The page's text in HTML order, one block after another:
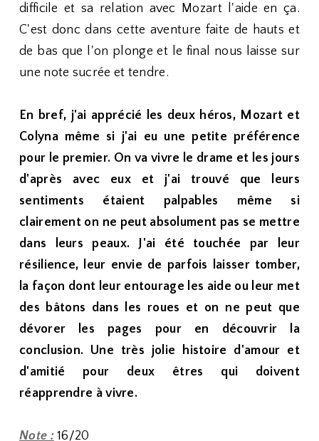
difficile et sa relation avec Mozart l'aide en ça.
C'est donc dans cette aventure faite de hauts et
de bas que l'on plonge et le final nous laisse sur
une note sucrée et tendre.
En bref, j'ai apprécié les deux héros, Mozart et
Colyna même si j'ai eu une petite préférence
pour le premier. On va vivre le drame et les jours
d'après avec eux et j'ai trouvé que leurs
sentiments étaient palpables même si
clairement on ne peut absolument pas se mettre
dans leurs peaux. J'ai été touchée par leur
résilience, leur envie de parfois laisser tomber,
la façon dont leur entourage les aide ou leur met
des bâtons dans les roues et on ne peut que
dévorer les pages pour en découvrir la
conclusion. Une très jolie histoire d'amour et
d'amitié pour deux êtres qui doivent
réapprendre à vivre.
Note : 16/20